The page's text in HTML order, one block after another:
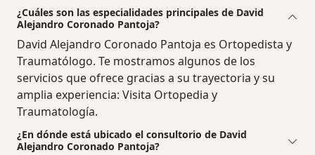
¿Cuáles son las especialidades principales de David
Alejandro Coronado Pantoja?
David Alejandro Coronado Pantoja es Ortopedista y
Traumatólogo. Te mostramos algunos de los
servicios que ofrece gracias a su trayectoria y su
amplia experiencia: Visita Ortopedia y
Traumatología.
¿En dónde está ubicado el consultorio de David
Alejandro Coronado Pantoja?